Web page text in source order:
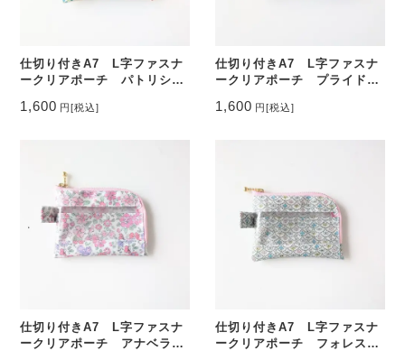
仕切り付きA7 L字ファスナ
ークリアポーチ パトリシ
カードサイズ ♡
1,600 円[税込]
仕切り付きA7 L字ファスナ
ークリアポーチ プライドア
ミネート カードサイズ ♡
1,600 円[税込]
仕切り付きA7 L字ファスナ
ークリアポーチ アナベラ
仕切り付きA7 L字ファスナ
ークリアポーチ フォレスト